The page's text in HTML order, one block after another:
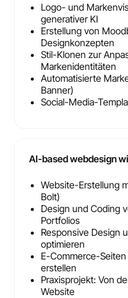
Logo- und
generativer KI
Erstellung von
Designkonzepten
Stil-Klonen zur
Markenidentitäten
Automatisierte
Banner)
Social-Media-
AI-based webdesign
Website-Erstellung
Bolt)
Design und Coding
Portfolios
Responsive Design
optimieren
E-Commerce-
erstellen
Praxisprojekt: Von
Website